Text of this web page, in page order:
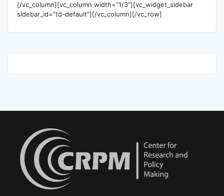
[/vc_column][vc_column width=”1/3″][vc_widget_sidebar
sidebar_id=”td-default”][/vc_column][/vc_row]